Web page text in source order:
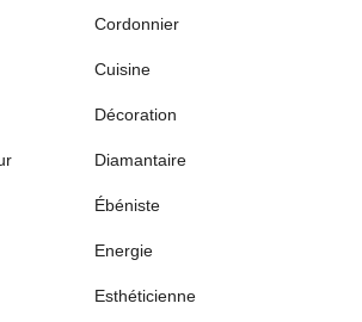
Cordonnier
Cuisine
Décoration
Diamantaire
Ébéniste
Energie
Esthéticienne